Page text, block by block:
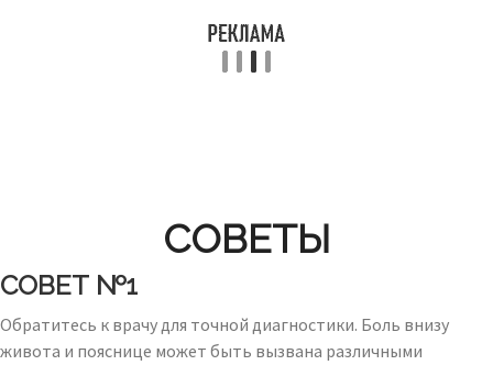
СОВЕТЫ
СОВЕТ №1
Обратитесь к врачу для точной диагностики. Боль внизу
живота и пояснице может быть вызвана различными